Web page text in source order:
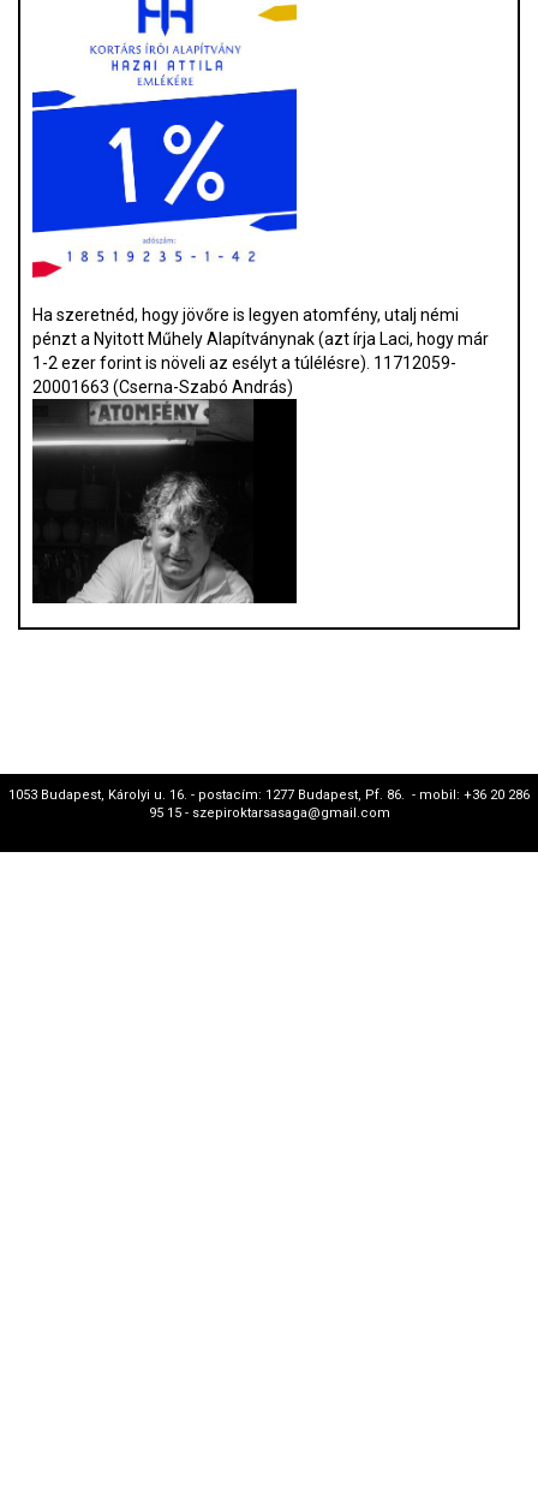
Ha szeretnéd, hogy jövőre is legyen atomfény, utalj némi
pénzt a Nyitott Műhely Alapítványnak (azt írja Laci, hogy már
1-2 ezer forint is növeli az esélyt a túlélésre). 11712059-
20001663 (Cserna-Szabó András)
1053 Budapest, Károlyi u. 16. - postacím: 1277 Budapest, Pf. 86. - mobil: +36 20 286
95 15 - szepiroktarsasaga@gmail.com